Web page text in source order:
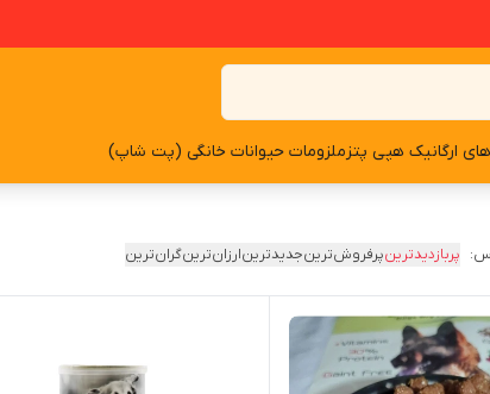
ارگانیک هپی پتزملزومات حیوانات خانگی (پت شاپ)
پربازدیدترینپرفروش‌ترینجدیدترینارزان‌ترینگران‌ترین